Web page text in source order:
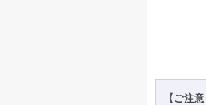
【ご注